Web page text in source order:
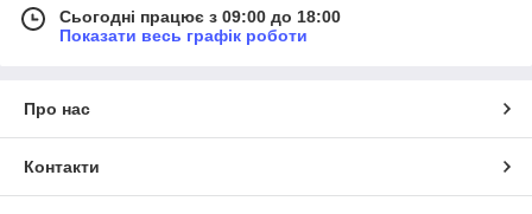
Сьогодні працює з 09:00 до 18:00
Показати весь графік роботи
Про нас
Контакти